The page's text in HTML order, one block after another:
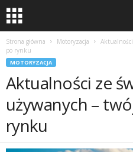
Strona główna Motoryzacja
po rynku
MOTORYZACJA
Aktualności ze
używanych –
rynku